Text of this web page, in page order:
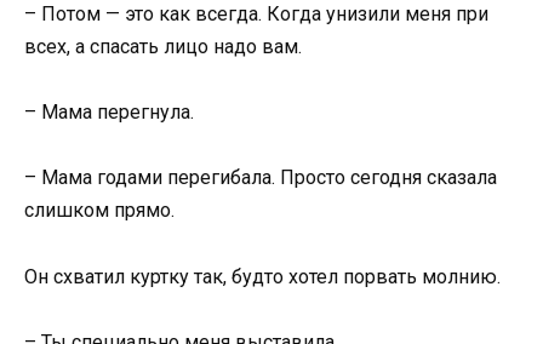
– Потом — это как всегда. Когда унизили меня при
всех, а спасать лицо надо вам.
– Мама перегнула.
– Мама годами перегибала. Просто сегодня сказала
слишком прямо.
Он схватил куртку так, будто хотел порвать молнию.